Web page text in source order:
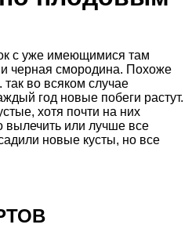
с уже имеющимися там
и черная смородина. Похоже
во всяком случае
год новые побеги растут.
хотя почти на них
вылечить или лучше все
новые кусты, но все